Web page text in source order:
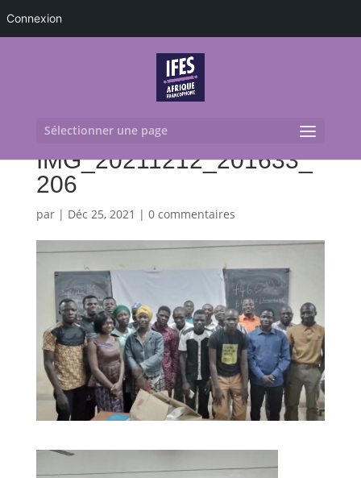
Connexion
Sélectionner une page
IMG_20211212_201633_
206
par | Déc 25, 2021 | 0 commentaires